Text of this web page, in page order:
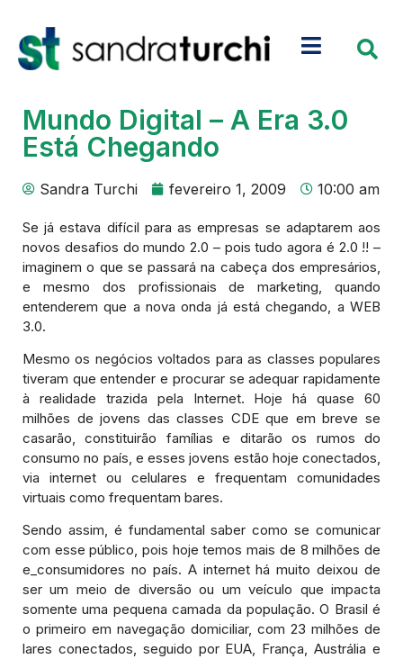
Mundo Digital – A Era 3.0
Está Chegando
Sandra Turchi fevereiro 1, 2009 10:00 am
Se já estava difícil para as empresas se adaptarem aos
novos desafios do mundo 2.0 – pois tudo agora é 2.0 !! –
imaginem o que se passará na cabeça dos empresários,
e mesmo dos profissionais de marketing, quando
entenderem que a nova onda já está chegando, a WEB
3.0.
Mesmo os negócios voltados para as classes populares
tiveram que entender e procurar se adequar rapidamente
à realidade trazida pela Internet. Hoje há quase 60
milhões de jovens das classes CDE que em breve se
casarão, constituirão famílias e ditarão os rumos do
consumo no país, e esses jovens estão hoje conectados,
via internet ou celulares e frequentam comunidades
virtuais como frequentam bares.
Sendo assim, é fundamental saber como se comunicar
com esse público, pois hoje temos mais de 8 milhões de
e_consumidores no país. A internet há muito deixou de
ser um meio de diversão ou um veículo que impacta
somente uma pequena camada da população. O Brasil é
o primeiro em navegação domiciliar, com 23 milhões de
lares conectados, seguido por EUA, França, Austrália e